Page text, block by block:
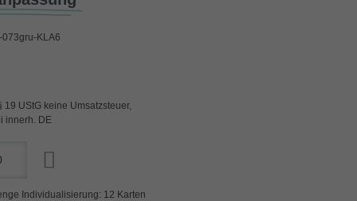
073gru-KLA6
19 UStG keine Umsatzsteuer,
innerh. DE
Individualisierung: 12 Karten